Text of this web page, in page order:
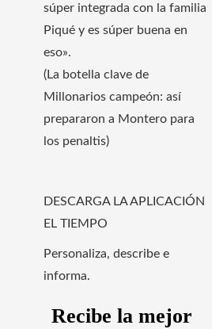
súper integrada con la familia
Piqué y es súper buena en
eso».
(La botella clave de
Millonarios campeón: así
prepararon a Montero para
los penaltis)
DESCARGA LA APLICACIÓN
EL TIEMPO
Personaliza, describe e
informa.
Recibe la mejor